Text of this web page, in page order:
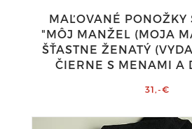
MAĽOVANÉ PONOŽKY
"MÔJ MANŽEL (MOJA
ŠŤASTNE ŽENATÝ
ČIERNE S MENAMI A
31,-€